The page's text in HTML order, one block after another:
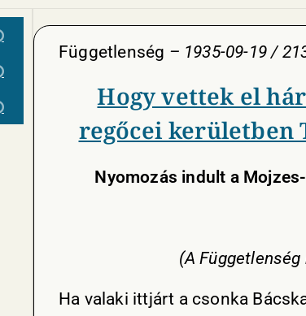
Függetlenség – 1935-09-19 /
Hogy vettek el
regőcei kerületben
Nyomozás indult a
(A
Ha valaki ittjárt a csonka